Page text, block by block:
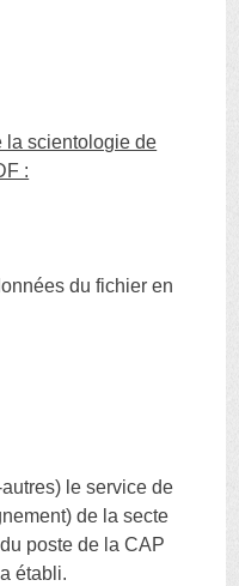
la scientologie de
:
du fichier en
le service de
de la secte
poste de la CAP
établi.